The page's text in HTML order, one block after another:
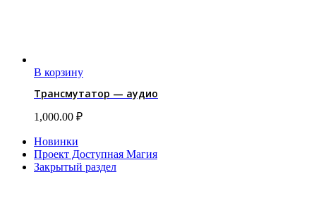
В корзину
Трансмутатор — аудио
1,000.00 ₽
Новинки
Проект Доступная Магия
Закрытый раздел